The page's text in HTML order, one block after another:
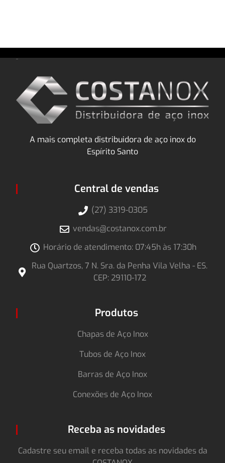
A mais completa distribuidora de aço inox do
Espírito Santo
Central de vendas
(27) 3319-0305
vendas@costanox.com.br
Horário de atendimento: 07:45h às 17:30h
Rua Quartzos, 7 N. Sra. da Penha Vila Velha - ES.
CEP: 29110-172
Produtos
Chapas de Aço Inox
Tubos de Aço Inox
Barras de Aço Inox
Conexões de Aço Inox
Receba as novidades
Cadastre seu email e receba todas as novidades da